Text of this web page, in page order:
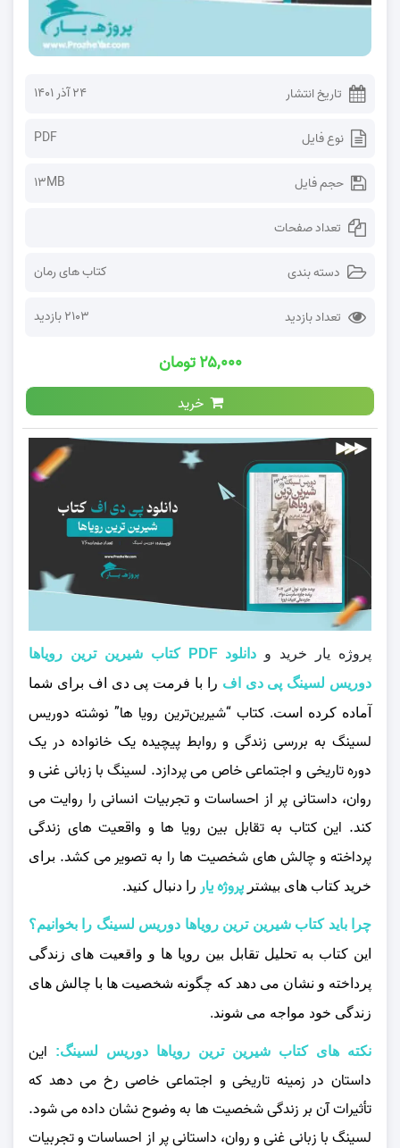
تاریخ انتشار ۲۴ آذر ۱۴۰۱
نوع فایل PDF
حجم فایل 13MB
تعداد صفحات
دسته بندی کتاب های رمان
تعداد بازدید 2103 بازدید
۲۵,۰۰۰ تومان
خرید
پروژه یار خرید و
دانلود PDF کتاب شیرین ترین رویاها
دوریس لسینگ پی دی اف را با فرمت پی دی اف برای شما
آماده کرده است.کتاب “شیرین‌ترین رویا ها” نوشته دوریس
لسینگ به بررسی زندگی و روابط پیچیده یک خانواده در یک
دوره تاریخی و اجتماعی خاص می‌ پردازد. لسینگ با زبانی غنی و
روان، داستانی پر از احساسات و تجربیات انسانی را روایت می‌
کند. این کتاب به تقابل بین رویا ها و واقعیت‌ های زندگی
پرداخته و چالش‌ های شخصیت‌ ها را به تصویر می‌ کشد. برای
خرید کتاب های بیشتر پروژه یار را دنبال کنید.
چرا باید کتاب شیرین ترین رویاها دوریس لسینگ را بخوانیم؟
این کتاب به تحلیل تقابل بین رویا ها و واقعیت‌ های زندگی
پرداخته و نشان می‌ دهد که چگونه شخصیت‌ ها با چالش‌ های
زندگی خود مواجه می‌ شوند.
نکته های کتاب شیرین ترین رویاها دوریس لسینگ:
این
داستان در زمینه تاریخی و اجتماعی خاصی رخ می‌ دهد که
تأثیرات آن بر زندگی شخصیت‌ ها به وضوح نشان داده می‌ شود.
لسینگ با زبانی غنی و روان، داستانی پر از احساسات و تجربیات